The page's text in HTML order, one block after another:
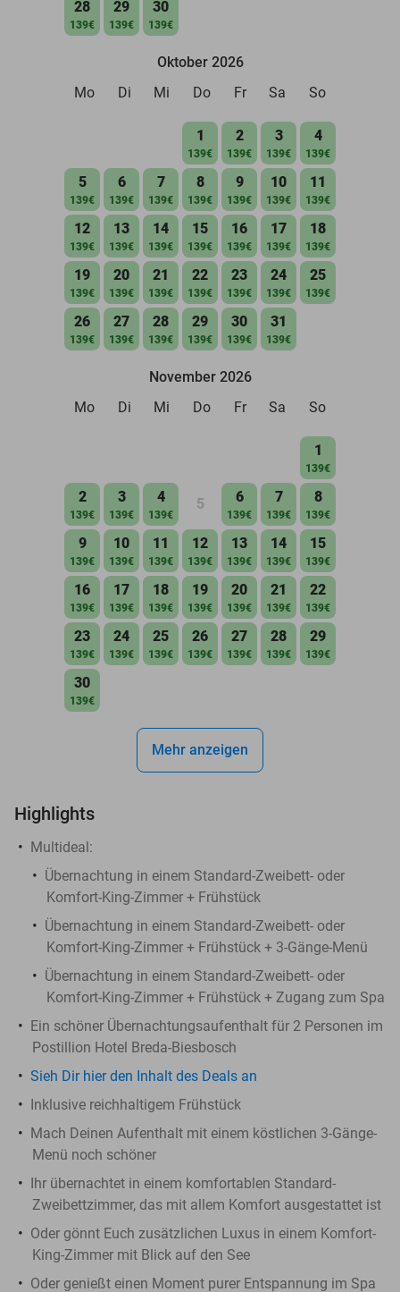
28
139€
29
139€
30
139€
Oktober 2026
Mo
Di Mi Do Fr Sa So
1
139€
2
139€
3
139€
4
139€
5
139€
6
139€
7
139€
8
139€
9
139€
10
139€
11
139€
12
139€
13
139€
14
139€
15
139€
16
139€
17
139€
18
139€
19
139€
20
139€
21
139€
22
139€
23
139€
24
139€
25
139€
26
139€
27
139€
28
139€
29
139€
30
139€
31
139€
November 2026
Mo
Di Mi Do Fr Sa So
1
139€
2
139€
3
139€
4
139€
5 6
139€
7
139€
8
139€
9
139€
10
139€
11
139€
12
139€
13
139€
14
139€
15
139€
16
139€
17
139€
18
139€
19
139€
20
139€
21
139€
22
139€
23
139€
24
139€
25
139€
26
139€
27
139€
28
139€
29
139€
30
139€
Mehr anzeigen
Highlights
Multideal:
Übernachtung in einem Standard-Zweibett- oder
Komfort-King-Zimmer + Frühstück
Übernachtung in einem Standard-Zweibett- oder
Komfort-King-Zimmer + Frühstück + 3-Gänge-Menü
Übernachtung in einem Standard-Zweibett- oder
Komfort-King-Zimmer + Frühstück + Zugang zum Spa
Ein schöner Übernachtungsaufenthalt für 2 Personen im
Postillion Hotel Breda-Biesbosch
Sieh Dir hier den Inhalt des Deals an
Inklusive reichhaltigem Frühstück
Mach Deinen Aufenthalt mit einem köstlichen 3-Gänge-
Menü noch schöner
Ihr übernachtet in einem komfortablen Standard-
Zweibettzimmer, das mit allem Komfort ausgestattet ist
Oder gönnt Euch zusätzlichen Luxus in einem Komfort-
King-Zimmer mit Blick auf den See
Oder genießt einen Moment purer Entspannung im Spa